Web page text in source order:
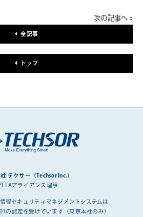
次の記事へ »
全記事
トップ
テクサー（Techsor Inc.）
アライアンス理事
報セキュリティマネジメントシステムは
の認定を受けています（東京本社のみ）